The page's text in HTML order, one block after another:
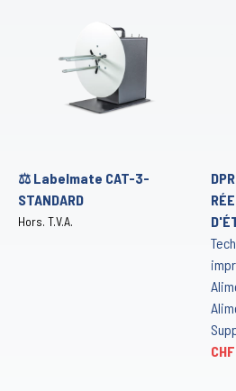
⚖️ Labelmate CAT-3-
STANDARD
Hors. T.V.A.